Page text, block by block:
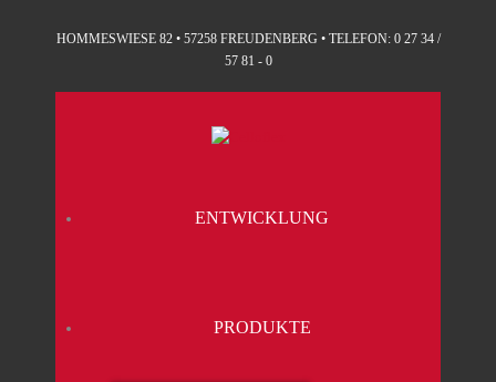
HOMMESWIESE 82 • 57258 FREUDENBERG • TELEFON: 0 27 34 /
57 81 - 0
ENT­WICK­LUNG
PRO­DUK­TE